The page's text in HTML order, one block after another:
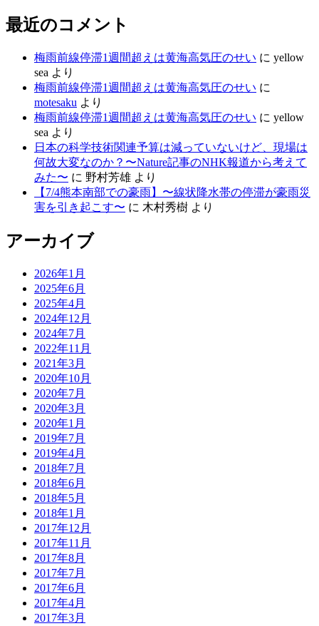
最近のコメント
梅雨前線停滞1週間超えは黄海高気圧のせい に yellow
sea より
梅雨前線停滞1週間超えは黄海高気圧のせい に
motesaku より
梅雨前線停滞1週間超えは黄海高気圧のせい に yellow
sea より
日本の科学技術関連予算は減っていないけど、現場は
何故大変なのか？〜Nature記事のNHK報道から考えて
みた〜 に 野村芳雄 より
【7/4熊本南部での豪雨】〜線状降水帯の停滞が豪雨災
害を引き起こす〜 に 木村秀樹 より
アーカイブ
2026年1月
2025年6月
2025年4月
2024年12月
2024年7月
2022年11月
2021年3月
2020年10月
2020年7月
2020年3月
2020年1月
2019年7月
2019年4月
2018年7月
2018年6月
2018年5月
2018年1月
2017年12月
2017年11月
2017年8月
2017年7月
2017年6月
2017年4月
2017年3月